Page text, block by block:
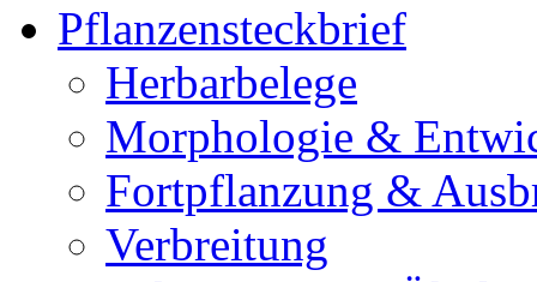
Pflanzensteckbrief
Herbarbelege
Morphologie &
Fortpflanzung &
Verbreitung